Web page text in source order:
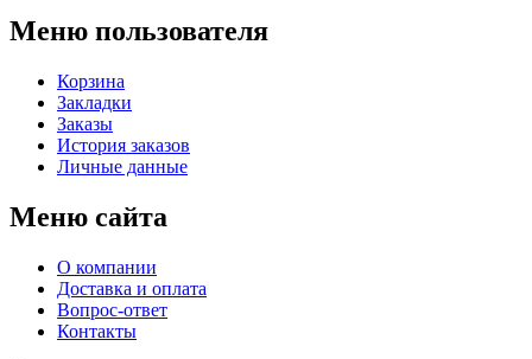
Меню пользователя
Корзина
Закладки
Заказы
История заказов
Личные данные
Меню сайта
О компании
Доставка и оплата
Вопрос-ответ
Контакты